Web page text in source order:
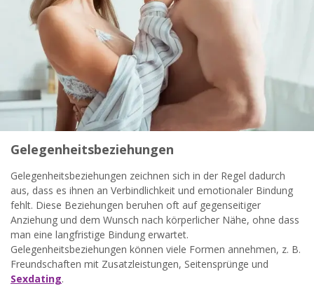
Gelegenheitsbeziehungen
Gelegenheitsbeziehungen zeichnen sich in der Regel dadurch
aus, dass es ihnen an Verbindlichkeit und emotionaler Bindung
fehlt. Diese Beziehungen beruhen oft auf gegenseitiger
Anziehung und dem Wunsch nach körperlicher Nähe, ohne dass
man eine langfristige Bindung erwartet.
Gelegenheitsbeziehungen können viele Formen annehmen, z. B.
Freundschaften mit Zusatzleistungen, Seitensprünge und
Sexdating.